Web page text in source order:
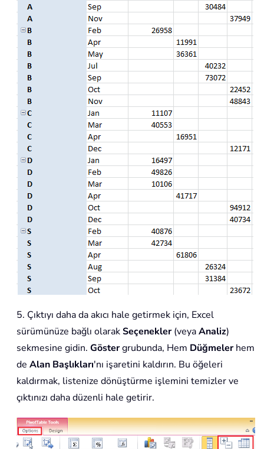
5. Çıktıyı daha da akıcı hale getirmek için, Excel
sürümünüze bağlı olarakSeçenekler(veyaAnaliz)
sekmesine gidin. Göstergrubunda, Hem Düğmelerhem
de Alan Başlıkları'nı işaretini kaldırın. Bu öğeleri
kaldırmak, listenize dönüştürme işlemini temizler ve
çıktınızı daha düzenli hale getirir.